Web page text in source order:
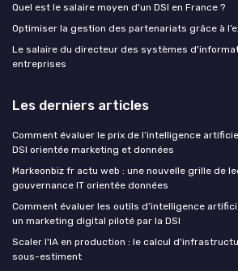
Quel est le salaire moyen d'un DSI en France ?
Optimiser la gestion des partenariats grâce à
Le salaire du directeur des systèmes
entreprises
Les derniers articles
Comment évaluer le prix de l’intelligence
DSI orientée marketing et données
Markeonbiz fr actu web : une nouvelle grille de
gouvernance IT orientée données
Comment évaluer les outils d’intelligence
un marketing digital piloté par la DSI
Scaler l'IA en production : le calcul
sous-estiment